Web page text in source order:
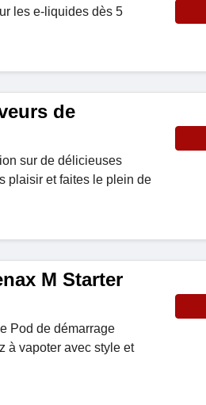
les e-liquides dès 5
de
sur de délicieuses
plaisir et faites le plein de
M Starter
Pod de démarrage
à vapoter avec style et